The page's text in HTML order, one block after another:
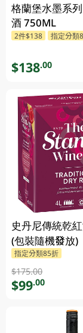
格蘭堡水墨系
酒 750ML
2件$138 指定分類
$138.00
史丹尼傳統乾
(包裝隨機發放)
指定分類85折
$175.00
$99.00